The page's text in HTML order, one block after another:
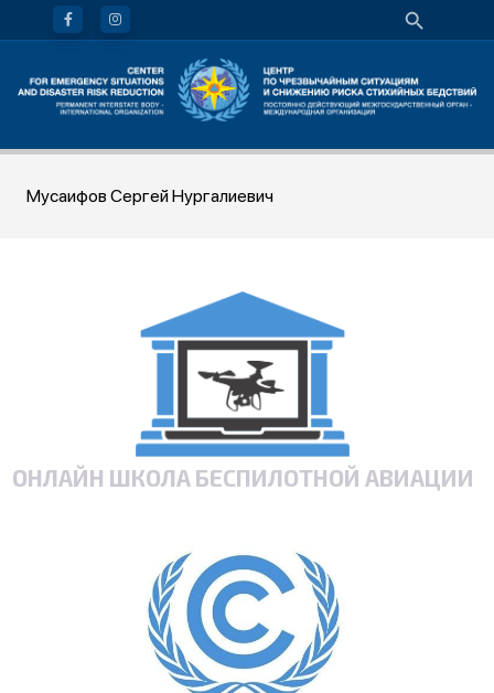
Мусаифов Сергей Нургалиевич
ОНЛАЙН ШКОЛА БЕСПИЛОТНОЙ АВИАЦИИ